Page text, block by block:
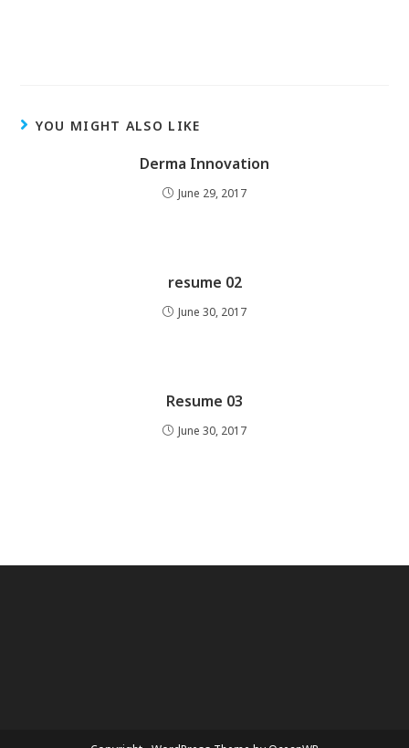
YOU MIGHT ALSO LIKE
Derma Innovation
June 29, 2017
resume 02
June 30, 2017
Resume 03
June 30, 2017